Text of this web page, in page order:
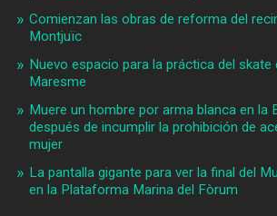
Comienzan las obras de reforma del
Montjuïc
Nuevo espacio para la práctica del skate
Maresme
Muere un hombre por arma blanca en la
después de incumplir la prohibición de
mujer
La pantalla gigante para ver la final del
en la Plataforma Marina del Fòrum